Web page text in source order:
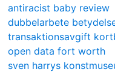
antiracist baby review
dubbelarbete
transaktionsavgift
open data fort worth
sven harrys